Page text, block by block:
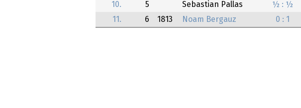
10.
5 Sebastian Pallas ½ : ½
11.
6 1813 Noam Bergauz 0 : 1